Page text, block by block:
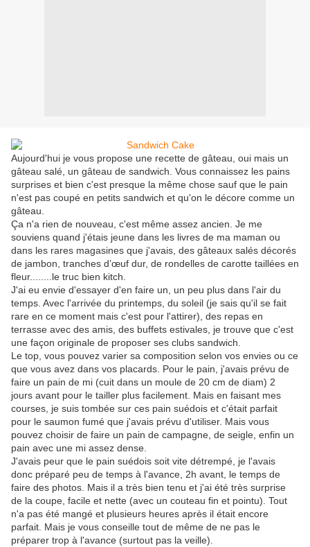
Aujourd'hui je vous propose une recette de gâteau, oui mais un
gâteau salé, un gâteau de sandwich. Vous connaissez les pains
surprises et bien c'est presque la même chose sauf que le pain
n'est pas coupé en petits sandwich et qu'on le décore comme un
gâteau.
Ça n'a rien de nouveau, c'est même assez ancien. Je me
souviens quand j'étais jeune dans les livres de ma maman ou
dans les rares magasines que j'avais, des gâteaux salés décorés
de jambon, tranches d’œuf dur, de rondelles de carotte taillées en
fleur........le truc bien kitch.
J'ai eu envie d'essayer d'en faire un, un peu plus dans l'air du
temps. Avec l'arrivée du printemps, du soleil (je sais qu'il se fait
rare en ce moment mais c'est pour l'attirer), des repas en
terrasse avec des amis, des buffets estivales, je trouve que c'est
une façon originale de proposer ses clubs sandwich.
Le top, vous pouvez varier sa composition selon vos envies ou ce
que vous avez dans vos placards. Pour le pain, j'avais prévu de
faire un pain de mi (cuit dans un moule de 20 cm de diam) 2
jours avant pour le tailler plus facilement. Mais en faisant mes
courses, je suis tombée sur ces pain suédois et c'était parfait
pour le saumon fumé que j'avais prévu d'utiliser. Mais vous
pouvez choisir de faire un pain de campagne, de seigle, enfin un
pain avec une mi assez dense.
J'avais peur que le pain suédois soit vite détrempé, je l'avais
donc préparé peu de temps à l'avance, 2h avant, le temps de
faire des photos. Mais il a très bien tenu et j'ai été très surprise
de la coupe, facile et nette (avec un couteau fin et pointu). Tout
n'a pas été mangé et plusieurs heures après il était encore
parfait. Mais je vous conseille tout de même de ne pas le
préparer trop à l'avance (surtout pas la veille).